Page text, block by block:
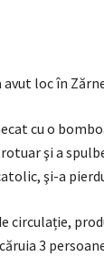
avut loc în
cu o
şi a
şi-a
circulație,
3